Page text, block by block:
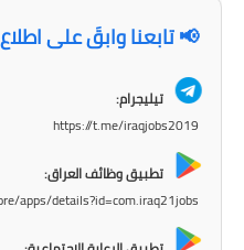
📢 تابعنا وابقَ على
تيليجرام:
https://t.me/iraqjobs2019
تطبيق وظائف العراق:
apps/details?id=com.iraq21jobs